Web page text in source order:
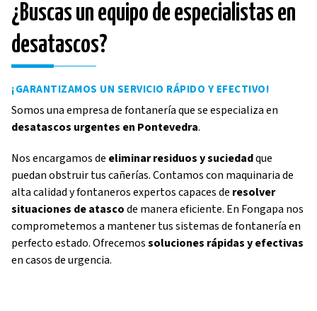
¿Buscas un equipo de especialistas en
desatascos?
¡GARANTIZAMOS UN SERVICIO RÁPIDO Y EFECTIVO!
Somos una empresa de fontanería que se especializa en
desatascos urgentes en Pontevedra.
Nos encargamos de eliminar residuos y suciedadque
puedan obstruir tus cañerías. Contamos con maquinaria de
alta calidad y fontaneros expertos capaces de resolver
situaciones de atascode manera eficiente. En Fongapa nos
comprometemos a mantener tus sistemas de fontanería en
perfecto estado. Ofrecemossoluciones rápidas y efectivas
en casos de urgencia.